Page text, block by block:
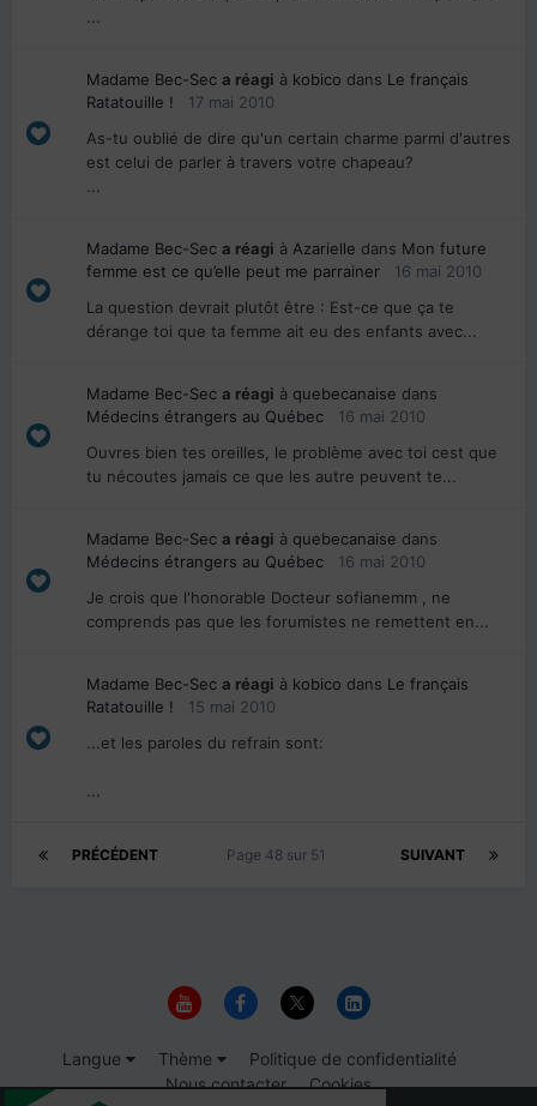
...
Madame Bec-Sec a réagi à kobico dans Le français
Ratatouille !
17 mai 2010
As-tu oublié de dire qu'un certain charme parmi d'autres
est celui de parler à travers votre chapeau?
...
Madame Bec-Sec a réagi à Azarielle dans Mon future
femme est ce qu’elle peut me parrainer
16 mai 2010
La question devrait plutôt être : Est-ce que ça te
dérange toi que ta femme ait eu des enfants avec...
Madame Bec-Sec a réagi à quebecanaise dans
Médecins étrangers au Québec
16 mai 2010
Ouvres bien tes oreilles, le problème avec toi cest que
tu nécoutes jamais ce que les autre peuvent te...
Madame Bec-Sec a réagi à quebecanaise dans
Médecins étrangers au Québec
16 mai 2010
Je crois que l'honorable Docteur sofianemm , ne
comprends pas que les forumistes ne remettent en...
Madame Bec-Sec a réagi à kobico dans Le français
Ratatouille !
15 mai 2010
...et les paroles du refrain sont:
...
PRÉCÉDENT SUIVANT
Page 48 sur 51
Langue Thème
Politique de confidentialité
Nous contacter
Cookies